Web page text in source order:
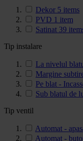
Dekor 5 items
PVD 1 item
Satinat 39
Tip instalare
La nivelul
Margine
Pe blat -
Sub blatul de
Tip ventil
Automat -
Automat -